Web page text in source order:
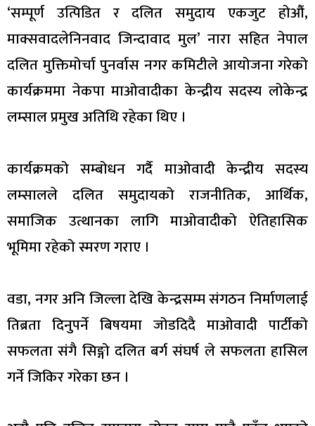
‘सम्पूर्ण उत्पिडित र दलित समुदाय एकजुट होऔं,
माक्सवादलेनिनवाद जिन्दावाद मुल’ नारा सहित नेपाल
दलित मुक्तिमोर्चा पुनर्वास नगर कमिटीले आयोजना गरेको
कार्यक्रममा नेकपा माओवादीका केन्द्रीय सदस्य लोकेन्द्र
लम्साल प्रमुख अतिथि रहेका थिए ।
कार्यक्रमको सम्बोधन गर्दै माओवादी केन्द्रीय सदस्य
लम्सालले दलित समुदायको राजनीतिक, आर्थिक,
समाजिक उत्थानका लागि माओवादीको ऐतिहासिक
भूमिमा रहेको स्मरण गराए ।
वडा, नगर अनि जिल्ला देखि केन्द्रसम्म संगठन निर्माणलाई
तिब्रता दिनुपर्ने बिषयमा जोडदिदै माओवादी पार्टीको
सफलता संगै सिङ्गो दलित बर्ग संघर्ष ले सफलता हासिल
गर्ने जिकिर गरेका छन ।